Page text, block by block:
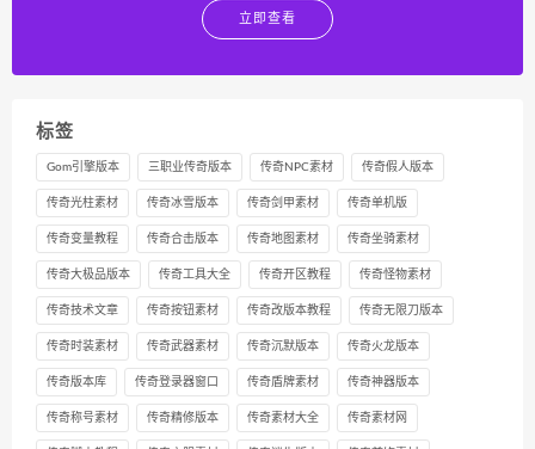
立即查看
标签
Gom引擎版本 三职业传奇版本 传奇NPC素材 传奇假人版本
传奇光柱素材 传奇冰雪版本 传奇剑甲素材 传奇单机版
传奇变量教程 传奇合击版本 传奇地图素材 传奇坐骑素材
传奇大极品版本 传奇工具大全 传奇开区教程 传奇怪物素材
传奇技术文章 传奇按钮素材 传奇改版本教程 传奇无限刀版本
传奇时装素材 传奇武器素材 传奇沉默版本 传奇火龙版本
传奇版本库 传奇登录器窗口 传奇盾牌素材 传奇神器版本
传奇称号素材 传奇精修版本 传奇素材大全 传奇素材网